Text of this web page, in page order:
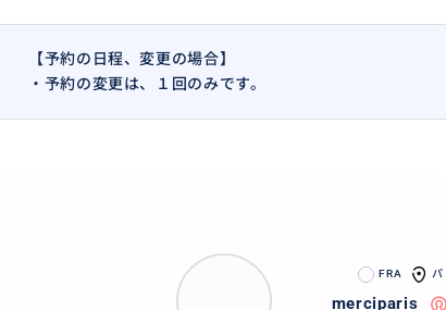
【予約の日程、変更の場合】
・予約の変更は、１回のみです。
FRA パ
merciparis